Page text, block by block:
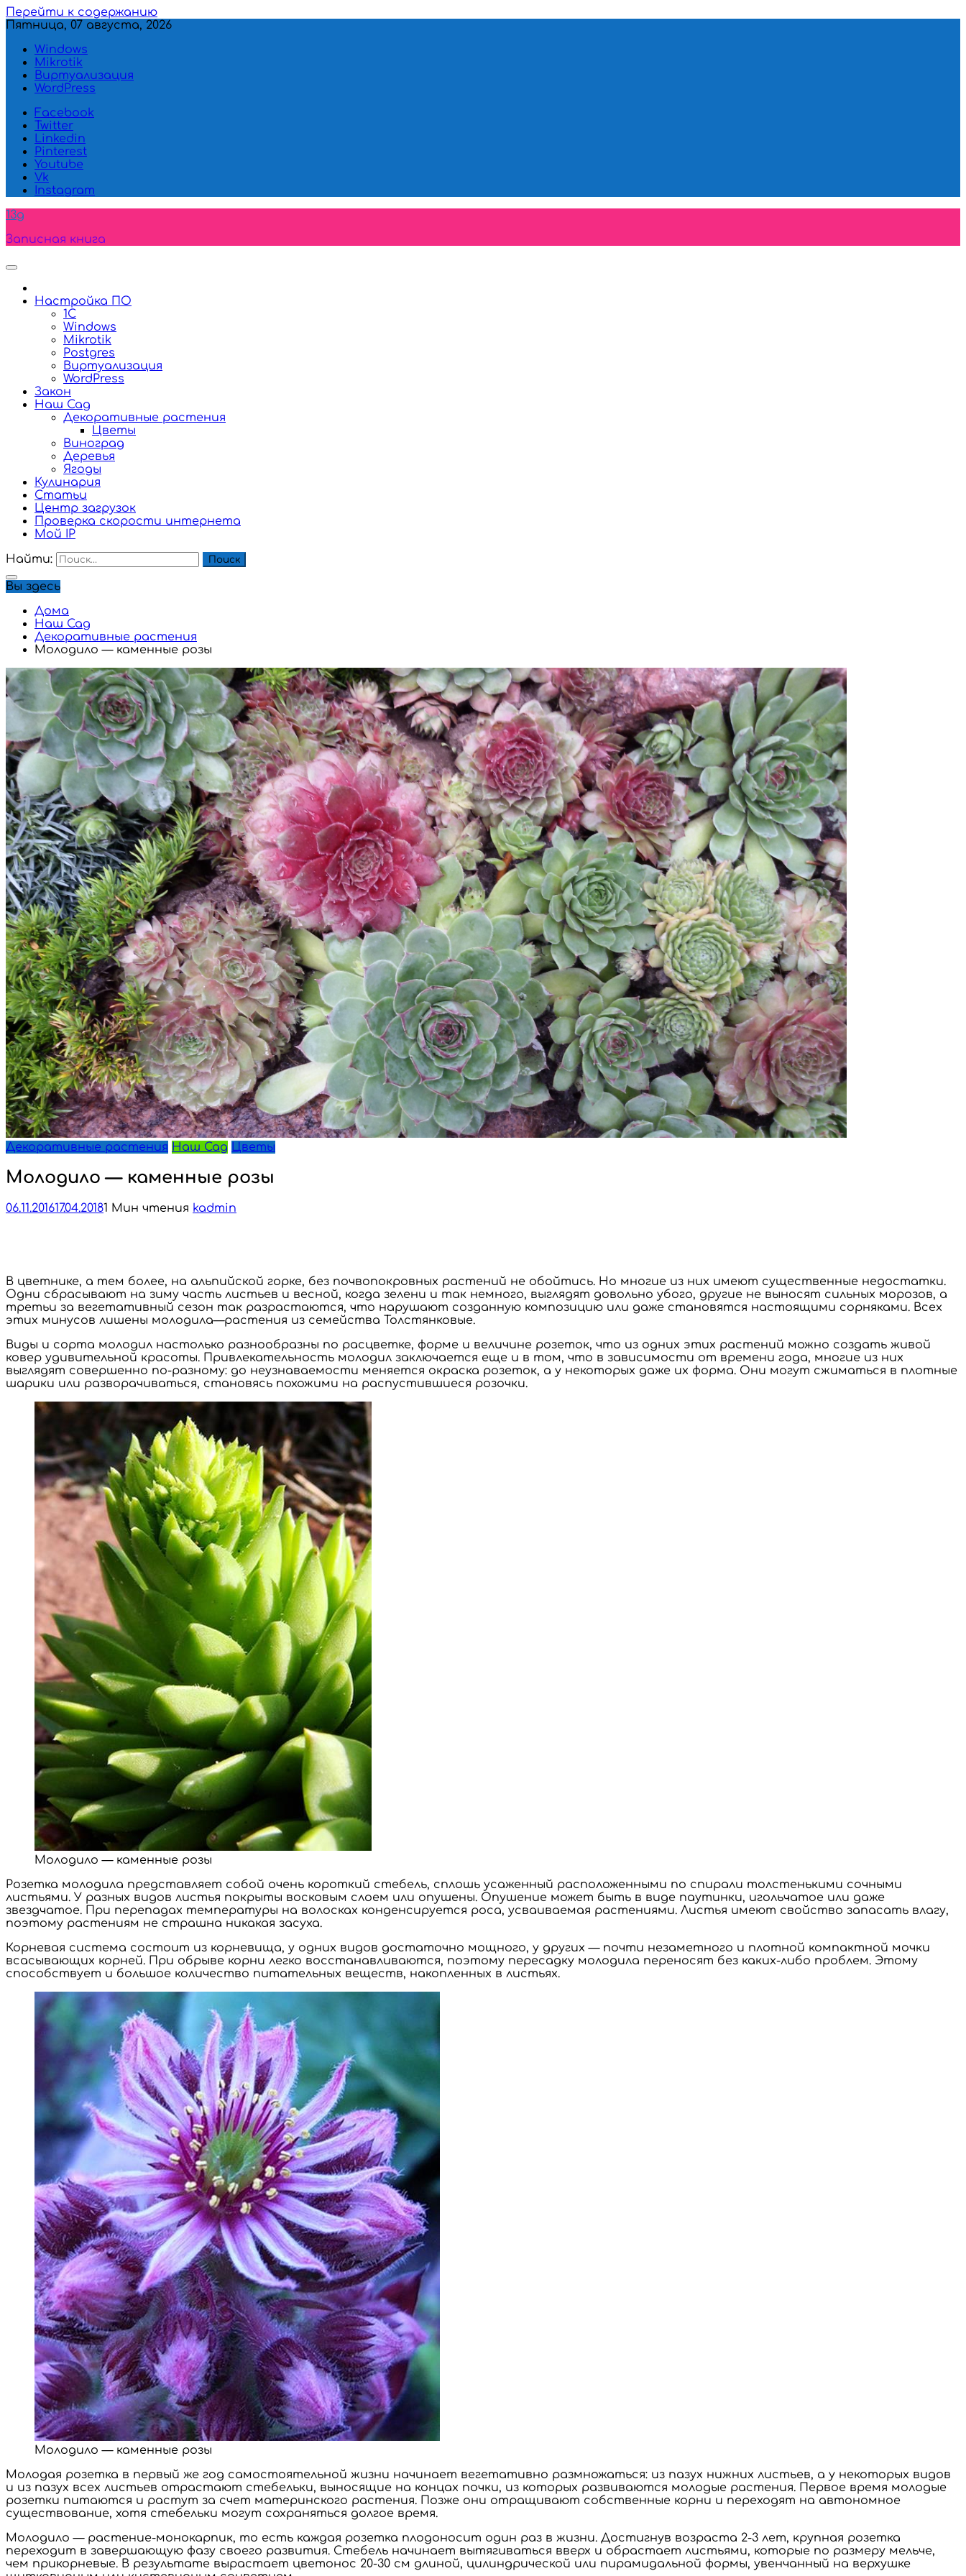
Перейти к содержанию
Пятница, 07 августа, 2026
Windows
Mikrotik
Виртуализация
WordPress
Facebook
Twitter
Linkedin
Pinterest
Youtube
Vk
Instagram
13g
Записная книга
Настройка ПО
1C
Windows
Mikrotik
Postgres
Виртуализация
WordPress
Закон
Наш Сад
Декоративные растения
Цветы
Виноград
Деревья
Ягоды
Кулинария
Статьи
Центр загрузок
Проверка скорости интернета
Мой IP
Найти:
Вы здесь
Дома
Наш Сад
Декоративные растения
Молодило — каменные розы
Декоративные растения Наш Сад Цветы
Молодило — каменные розы
06.11.201617.04.20181 Мин чтения kadmin
В цветнике, а тем более, на альпийской горке, без почвопокровных растений не обойтись. Но многие из них имеют существенные недостатки.
Одни сбрасывают на зиму часть листьев и весной, когда зелени и так немного, выглядят довольно убого, другие не выносят сильных морозов, а
третьи за вегетативный сезон так разрастаются, что нарушают созданную композицию или даже становятся настоящими сорняками. Всех
этих минусов лишены молодила—растения из семейства Толстянковые.
Виды и сорта молодил настолько разнообразны по расцветке, форме и величине розеток, что из одних этих растений можно создать живой
ковер удивительной красоты. Привлекательность молодил заключается еще и в том, что в зависимости от времени года, многие из них
выглядят совершенно по-разному: до неузнаваемости меняется окраска розеток, а у некоторых даже их форма. Они могут сжиматься в плотные
шарики или разворачиваться, становясь похожими на распустившиеся розочки.
Молодило — каменные розы
Розетка молодила представляет собой очень короткий стебель, сплошь усаженный расположенными по спирали толстенькими сочными
листьями. У разных видов листья покрыты восковым слоем или опушены. Опушение может быть в виде паутинки, игольчатое или даже
звездчатое. При перепадах температуры на волосках конденсируется роса, усваиваемая растениями. Листья имеют свойство запасать влагу,
поэтому растениям не страшна никакая засуха.
Корневая система состоит из корневища, у одних видов достаточно мощного, у других — почти незаметного и плотной компактной мочки
всасывающих корней. При обрыве корни легко восстанавливаются, поэтому пересадку молодила переносят без каких-либо проблем. Этому
способствует и большое количество питательных веществ, накопленных в листьях.
Молодило — каменные розы
Молодая розетка в первый же год самостоятельной жизни начинает вегетативно размножаться: из пазух нижних листьев, а у некоторых видов
и из пазух всех листьев отрастают стебельки, выносящие на концах почки, из которых развиваются молодые растения. Первое время молодые
розетки питаются и растут за счет материнского растения. Позже они отращивают собственные корни и переходят на автономное
существование, хотя стебельки могут сохраняться долгое время.
Молодило — растение-монокарпик, то есть каждая розетка плодоносит один раз в жизни. Достигнув возраста 2-3 лет, крупная розетка
переходит в завершающую фазу своего развития. Стебель начинает вытягиваться вверх и обрастает листьями, которые по размеру мельче,
чем прикорневые. В результате вырастает цветонос 20-30 см длиной, цилиндрической или пирамидальной формы, увенчанный на верхушке